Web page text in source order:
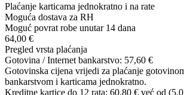
Plaćanje karticama jednokratno i na rate
Moguća dostava za RH
Moguć povrat robe unutar 14 dana
64,00 €
Pregled vrsta plaćanja
Gotovina / Internet bankarstvo: 57,60 €
Gotovinska cijena vrijedi za plaćanje
bankarstvom i karticama jednokratno.
Kreditne kartice do 12 rata: 60,80 € već od